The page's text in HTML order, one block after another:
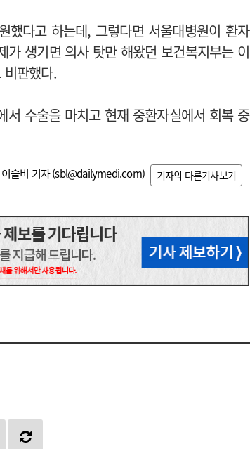
했다고 하는데, 그렇다면 서울대병원이 환자
생기면 의사 탓만 해왔던 보건복지부는 이
판했다.
수술을 마치고 현재 중환자실에서 회복 중
이슬비 기자 (sbl@dailymedi.com) 기자의 다른기사보기